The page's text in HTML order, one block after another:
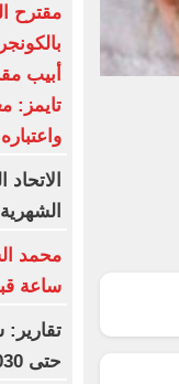
مقترح
أبيب
تايمز:
ساعة
حتى 2030